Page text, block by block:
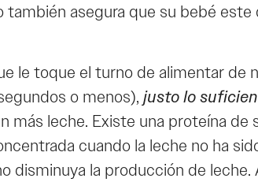
asegura que su bebé
le toque el turno de alimentar de
o menos), justo lo
leche. Existe una proteína de
cuando la leche no ha
la producción de